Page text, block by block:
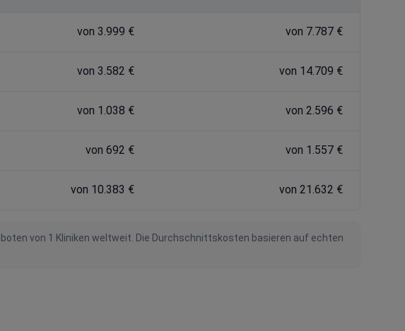
von 3.999 € von 7.787 €
von 3.582 € von 14.709 €
von 1.038 € von 2.596 €
von 692 € von 1.557 €
von 10.383 € von 21.632 €
von 1 Kliniken weltweit. Die Durchschnittskosten basieren auf echten